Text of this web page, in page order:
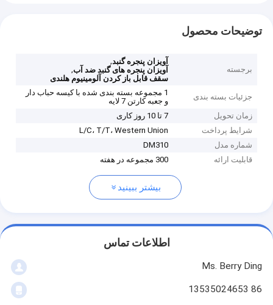
توضیحات محصول
برجسته
آویزان پنجره گنبد,
آویزان پنجره های گنبد ضد آب,
سقف قابل باز کردن آلومینیوم هلندی
جزئیات بسته بندی
1 مجموعه بسته بندی شده با کیسه حباب دار
و جعبه کارتن 7 لایه
زمان تحویل
7 تا 10 روز کاری
شرایط پرداخت
L/C، T/T، Western Union
شماره مدل
DM310
قابلیت ارائه
300 مجموعه در هفته
بیشتر ببینید
اطلاعات تماس
Ms. Berry Ding
86 13535024653